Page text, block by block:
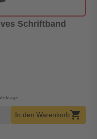
Schriftband
Menge
In den Warenkorb shopping_cart